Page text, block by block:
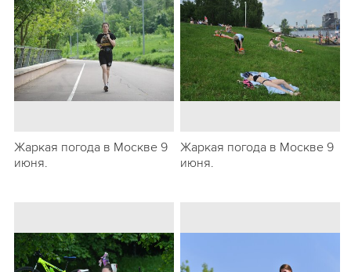
Жаркая погода в Москве 9
июня.
Жаркая погода в Москве 9
июня.